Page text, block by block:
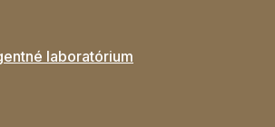
laboratórium